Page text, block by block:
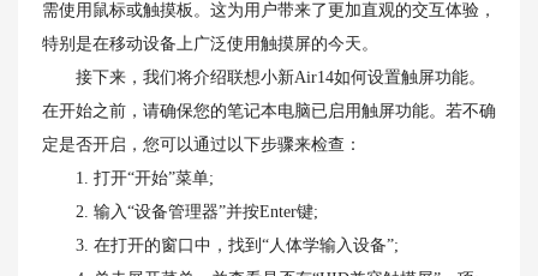
需使用鼠标或触摸板。这为用户带来了更加直观的交互体验，
特别是在移动设备上广泛使用触摸屏的今天。
接下来，我们将介绍联想小新Air14如何设置触屏功能。
在开始之前，请确保您的笔记本电脑已启用触屏功能。若不确
定是否开启，您可以通过以下步骤来检查：
1. 打开“开始”菜单;
2. 输入“设备管理器”并按Enter键;
3. 在打开的窗口中，找到“人体学输入设备”;